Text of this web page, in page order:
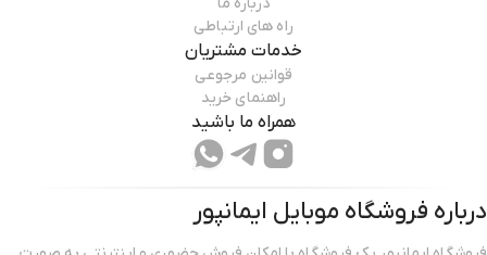
راه های ارتباطی
خدمات مشتریان
قوانین مرجوعی
راهنمای خرید
همراه ما باشید
درباره فروشگاه موبایل ایمانپور